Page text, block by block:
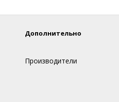
Дополнительно
Производители